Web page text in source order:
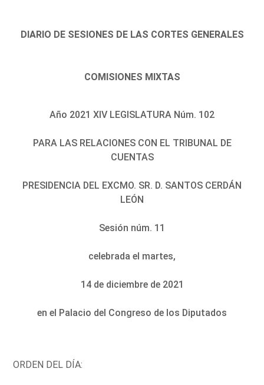
DIARIO DE SESIONES DE LAS CORTES GENERALES
COMISIONES MIXTAS
Año 2021 XIV LEGISLATURA Núm. 102
PARA LAS RELACIONES CON EL TRIBUNAL DE
CUENTAS
PRESIDENCIA DEL EXCMO. SR. D. SANTOS CERDÁN
LEÓN
Sesión núm. 11
celebrada el martes,
14 de diciembre de 2021
en el Palacio del Congreso de los Diputados
ORDEN DEL DÍA: